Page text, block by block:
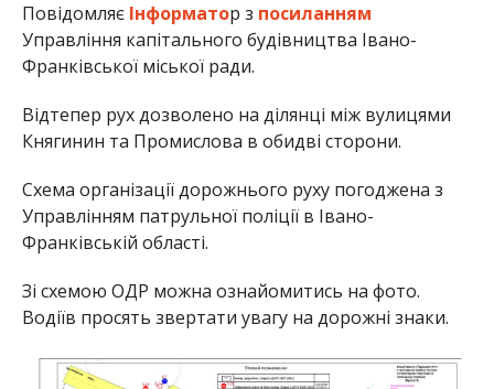
Повідомляє Інформатор з посиланням
Управління капітального будівництва Івано-
Франківської міської ради.
Відтепер рух дозволено на ділянці між вулицями
Княгинин та Промислова в обидві сторони.
Схема організації дорожнього руху погоджена з
Управлінням патрульної поліції в Івано-
Франківській області.
Зі схемою ОДР можна ознайомитись на фото.
Водіїв просять звертати увагу на дорожні знаки.